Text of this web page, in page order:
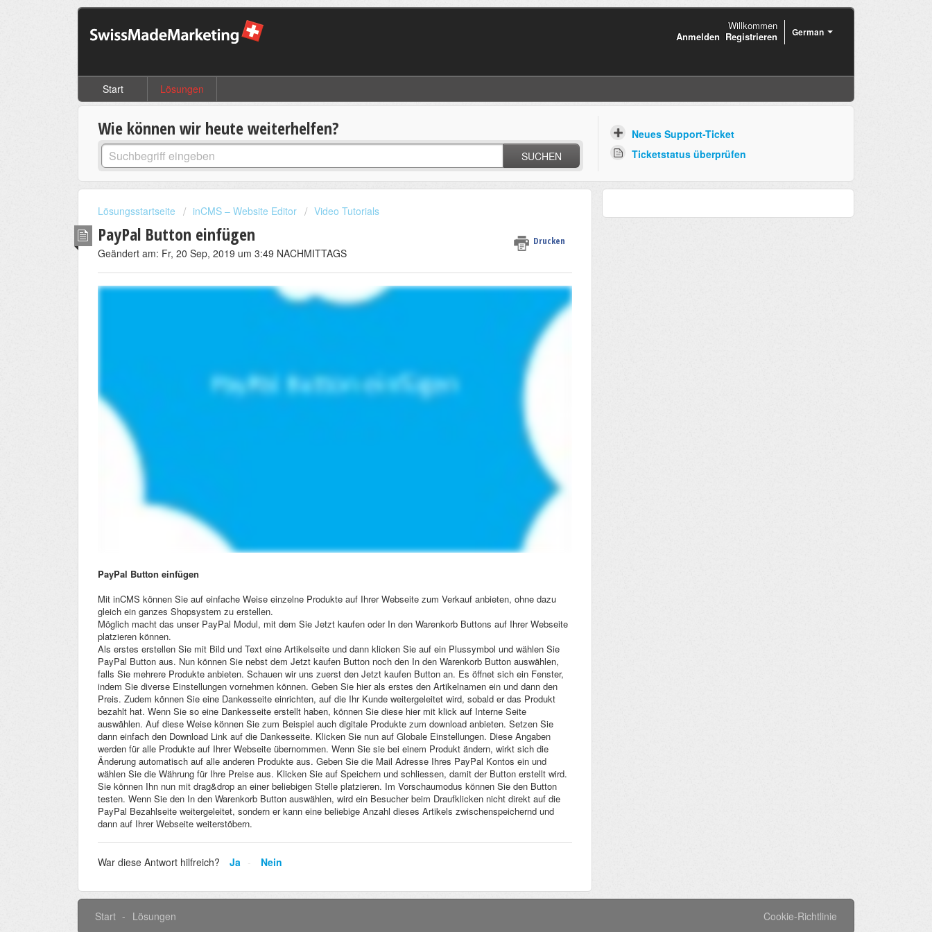
German
Willkommen
Anmelden Registrieren
Start Lösungen
Wie können wir heute weiterhelfen?
SUCHEN
Neues Support-Ticket
Ticketstatus überprüfen
Lösungsstartseite inCMS – Website Editor Video Tutorials
PayPal Button einfügen Drucken
Geändert am: Fr, 20 Sep, 2019 um 3:49 NACHMITTAGS
PayPal Button einfügen
Mit inCMS können Sie auf einfache Weise einzelne Produkte auf Ihrer Webseite zum Verkauf anbieten, ohne dazu
gleich ein ganzes Shopsystem zu erstellen.
Möglich macht das unser PayPal Modul, mit dem Sie Jetzt kaufen oder In den Warenkorb Buttons auf Ihrer Webseite
platzieren können.
Als erstes erstellen Sie mit Bild und Text eine Artikelseite und dann klicken Sie auf ein Plussymbol und wählen Sie
PayPal Button aus. Nun können Sie nebst dem Jetzt kaufen Button noch den In den Warenkorb Button auswählen,
falls Sie mehrere Produkte anbieten. Schauen wir uns zuerst den Jetzt kaufen Button an. Es öffnet sich ein Fenster,
indem Sie diverse Einstellungen vornehmen können. Geben Sie hier als erstes den Artikelnamen ein und dann den
Preis. Zudem können Sie eine Dankesseite einrichten, auf die Ihr Kunde weitergeleitet wird, sobald er das Produkt
bezahlt hat. Wenn Sie so eine Dankesseite erstellt haben, können Sie diese hier mit klick auf Interne Seite
auswählen. Auf diese Weise können Sie zum Beispiel auch digitale Produkte zum download anbieten. Setzen Sie
dann einfach den Download Link auf die Dankesseite. Klicken Sie nun auf Globale Einstellungen. Diese Angaben
werden für alle Produkte auf Ihrer Webseite übernommen. Wenn Sie sie bei einem Produkt ändern, wirkt sich die
Änderung automatisch auf alle anderen Produkte aus. Geben Sie die Mail Adresse Ihres PayPal Kontos ein und
wählen Sie die Währung für Ihre Preise aus. Klicken Sie auf Speichern und schliessen, damit der Button erstellt wird.
Sie können Ihn nun mit drag&drop an einer beliebigen Stelle platzieren. Im Vorschaumodus können Sie den Button
testen. Wenn Sie den In den Warenkorb Button auswählen, wird ein Besucher beim Draufklicken nicht direkt auf die
PayPal Bezahlseite weitergeleitet, sondern er kann eine beliebige Anzahl dieses Artikels zwischenspeichernd und
dann auf Ihrer Webseite weiterstöbern.
War diese Antwort hilfreich? Ja Nein
Start Lösungen Cookie-Richtlinie